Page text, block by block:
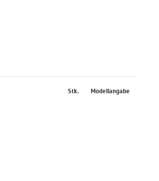
Stk. Modellangabe